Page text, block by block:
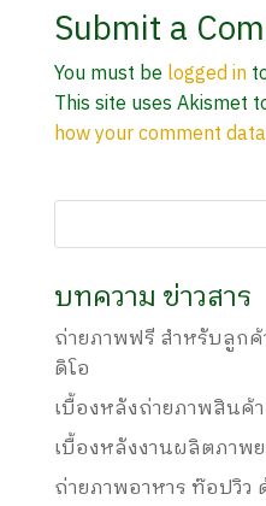
Submit a
You must be logged in
This site uses Akismet
how your comment
บทความ ข่าวสาร
ถ่ายภาพฟรี สำหรับลูก
ดิโอ
เบื้องหลังถ่ายภาพสินค้
เบื้องหลังงานผลิตภาพ
ถ่ายภาพอาหาร ท๊อปวิว